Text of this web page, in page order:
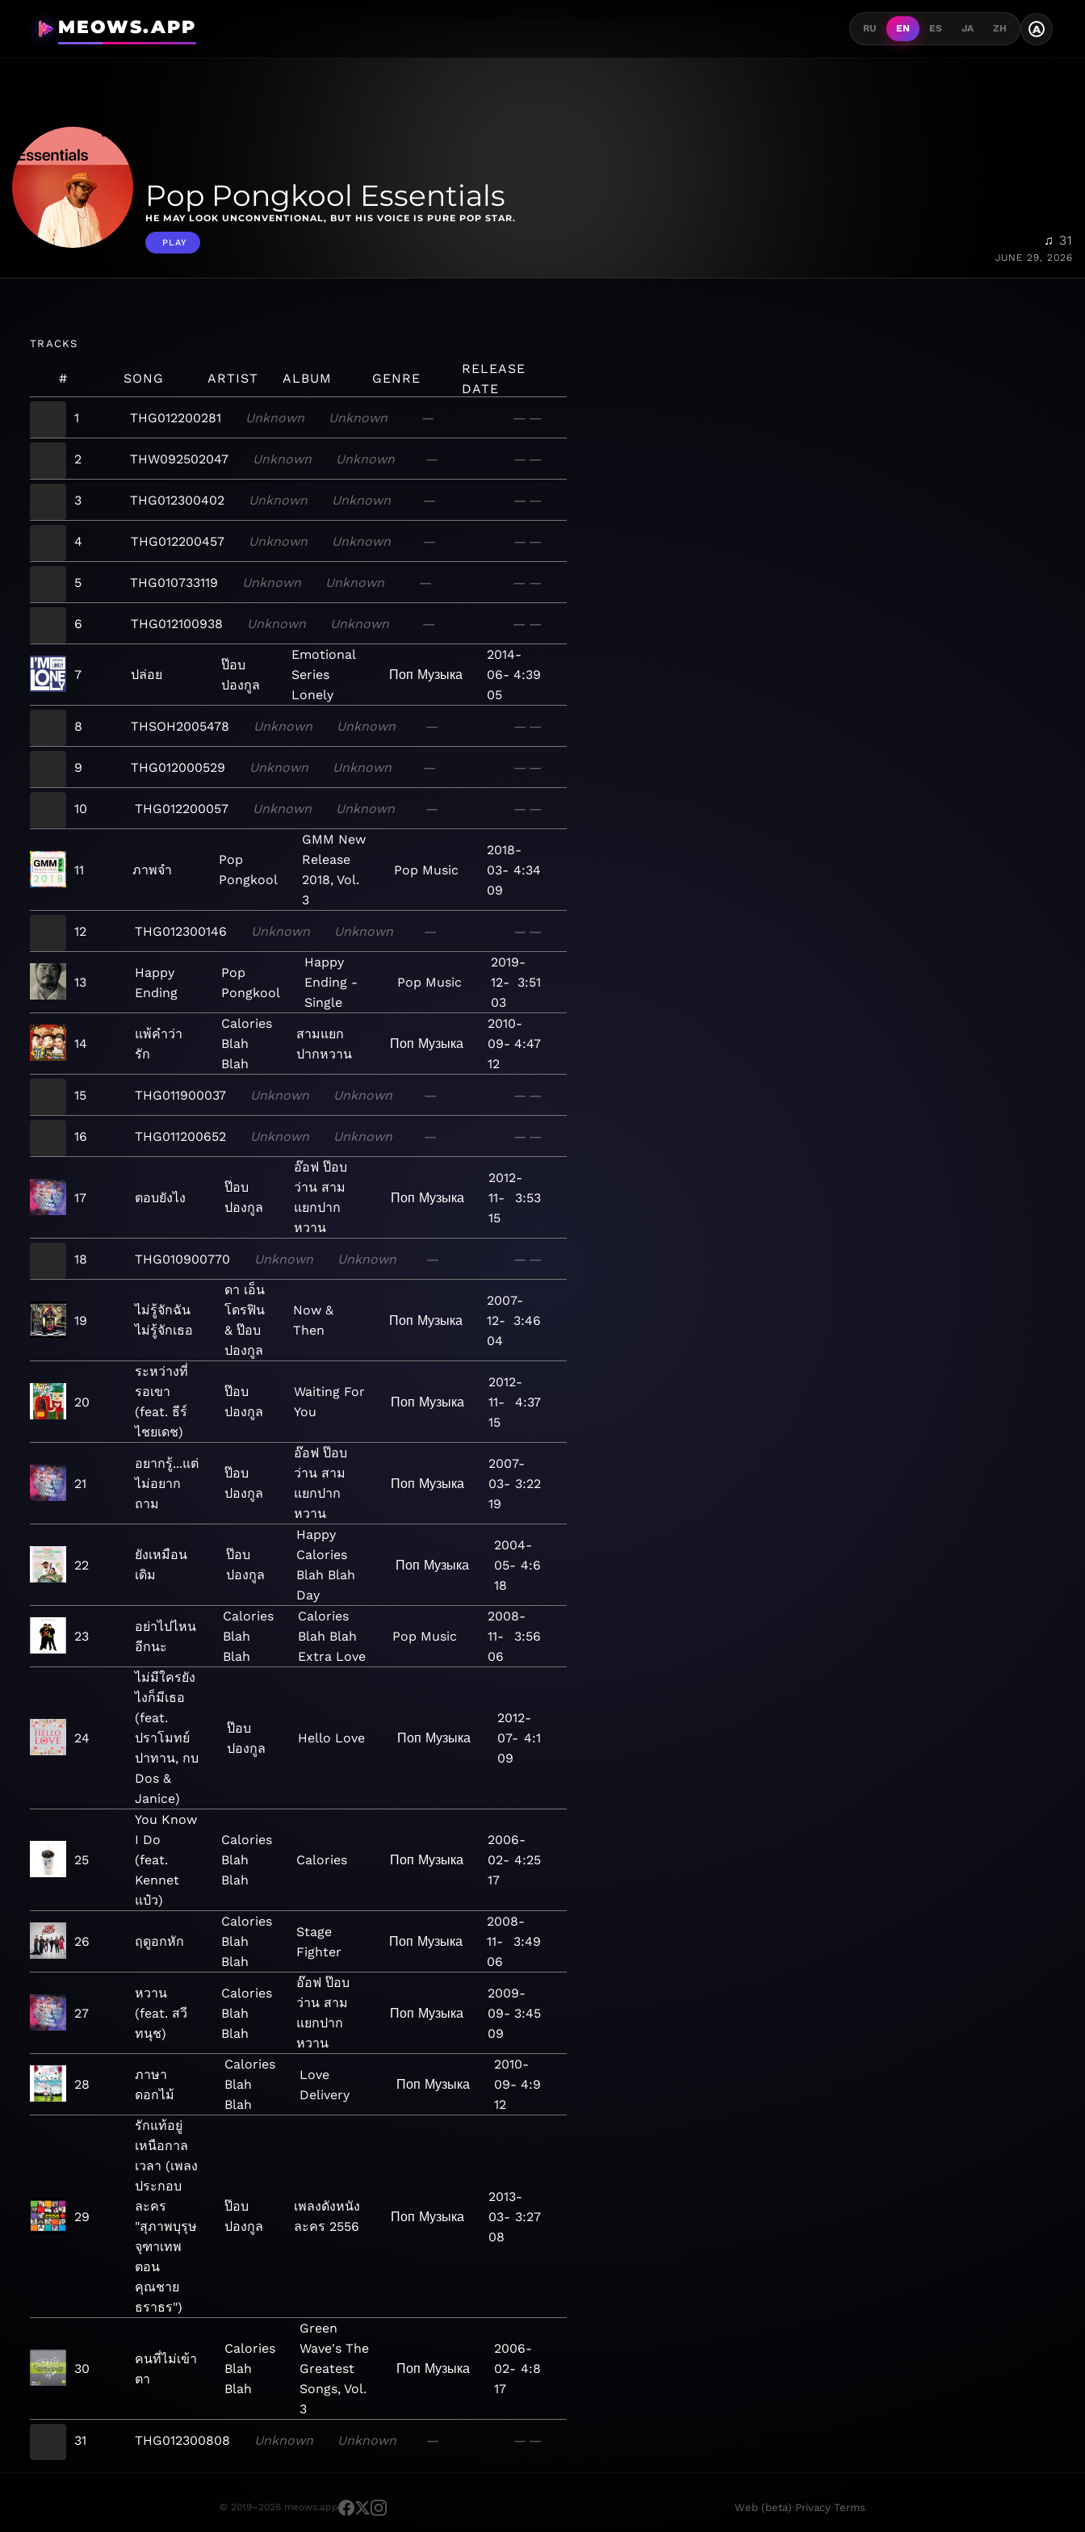
MEOWS.APP RU EN ES JA ZH A
Pop Pongkool Essentials
HE MAY LOOK UNCONVENTIONAL, BUT HIS VOICE IS PURE POP STAR.
PLAY ♫ 31
JUNE 29, 2026
TRACKS
# SONG ARTIST ALBUM GENRE
RELEASE
DATE
1
THG012200281 Unknown Unknown — — —
2 THW092502047 Unknown Unknown — — —
3 THG012300402 Unknown Unknown — — —
4 THG012200457 Unknown Unknown — — —
5 THG010733119 Unknown Unknown — — —
6 THG012100938 Unknown Unknown — — —
7 ปล่อย
ป๊อบ
ปองกูล
Emotional
Series
Lonely
Поп Музыка
2014-
06-
05
4:39
8 THSOH2005478 Unknown Unknown — — —
9 THG012000529 Unknown Unknown — — —
10 THG012200057 Unknown Unknown — — —
11 ภาพจำ
Pop
Pongkool
GMM New
Release
2018, Vol.
3
Pop Music
2018-
03-
09
4:34
12 THG012300146 Unknown Unknown — — —
13
Happy
Ending
Pop
Pongkool
Happy
Ending -
Single
Pop Music
2019-
12-
03
3:51
14
แพ้คำว่า
รัก
Calories
Blah
Blah
สามแยก
ปากหวาน
Поп Музыка
2010-
09-
12
4:47
15 THG011900037 Unknown Unknown — — —
16 THG011200652 Unknown Unknown — — —
17 ตอบยังไง
ป๊อบ
ปองกูล
อ๊อฟ ป๊อบ
ว่าน สาม
แยกปาก
หวาน
Поп Музыка
2012-
11-
15
3:53
18 THG010900770 Unknown Unknown — — —
19
ไม่รู้จักฉัน
ไม่รู้จักเธอ
ดา เอ็น
โดรฟิน
& ป๊อบ
ปองกูล
Now &
Then
Поп Музыка
2007-
12-
04
3:46
20
ระหว่างที่
รอเขา
(feat. ธีร์
ไชยเดช)
ป๊อบ
ปองกูล
Waiting For
You
Поп Музыка
2012-
11-
15
4:37
21
อยากรู้...แต่
ไม่อยาก
ถาม
ป๊อบ
ปองกูล
อ๊อฟ ป๊อบ
ว่าน สาม
แยกปาก
หวาน
Поп Музыка
2007-
03-
19
3:22
22
ยังเหมือน
เดิม
ป๊อบ
ปองกูล
Happy
Calories
Blah Blah
Day
Поп Музыка
2004-
05-
18
4:6
23
อย่าไปไหน
อีกนะ
Calories
Blah
Blah
Calories
Blah Blah
Extra Love
Pop Music
2008-
11-
06
3:56
24
ไม่มีใครยัง
ไงก็มีเธอ
(feat.
ปราโมทย์
ปาทาน, กบ
Dos &
Janice)
ป๊อบ
ปองกูล
Hello Love Поп Музыка
2012-
07-
09
4:1
25
You Know
I Do
(feat.
Kennet
แป๋ว)
Calories
Blah
Blah
Calories Поп Музыка
2006-
02-
17
4:25
26 ฤดูอกหัก
Calories
Blah
Blah
Stage
Fighter
Поп Музыка
2008-
11-
06
3:49
27
หวาน
(feat. สวี
ทนุช)
Calories
Blah
Blah
อ๊อฟ ป๊อบ
ว่าน สาม
แยกปาก
หวาน
Поп Музыка
2009-
09-
09
3:45
28
ภาษา
ดอกไม้
Calories
Blah
Blah
Love
Delivery
Поп Музыка
2010-
09-
12
4:9
29
รักแท้อยู่
เหนือกาล
เวลา (เพลง
ประกอบ
ละคร
"สุภาพบุรุษ
จุฑาเทพ
ตอน
คุณชาย
ธราธร")
ป๊อบ
ปองกูล
เพลงดังหนัง
ละคร 2556
Поп Музыка
2013-
03-
08
3:27
30
คนที่ไม่เข้า
ตา
Calories
Blah
Blah
Green
Wave's The
Greatest
Songs, Vol.
3
Поп Музыка
2006-
02-
17
4:8
31 THG012300808 Unknown Unknown — — —
© 2019–2026 meows.app Web (beta)·Privacy·Terms